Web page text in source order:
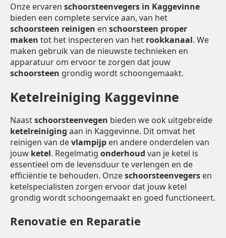
Onze ervaren schoorsteenvegers in Kaggevinne
bieden een complete service aan, van het
schoorsteen reinigen en schoorsteen proper
maken tot het inspecteren van het rookkanaal. We
maken gebruik van de nieuwste technieken en
apparatuur om ervoor te zorgen dat jouw
schoorsteen grondig wordt schoongemaakt.
Ketelreiniging Kaggevinne
Naastschoorsteenvegen bieden we ook uitgebreide
ketelreiniging aan in Kaggevinne. Dit omvat het
reinigen van devlampijp en andere onderdelen van
jouw ketel. Regelmatig onderhoud van je ketel is
essentieel om de levensduur te verlengen en de
efficiëntie te behouden. Onzeschoorsteenvegers en
ketelspecialisten zorgen ervoor dat jouw ketel
grondig wordt schoongemaakt en goed functioneert.
Renovatie en Reparatie